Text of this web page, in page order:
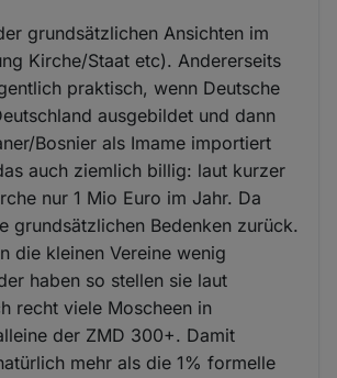
grundsätzlichen Ansichten im
Kirche/Staat etc). Andererseits
praktisch, wenn Deutsche
ausgebildet und dann
Bosnier als Imame importiert
auch ziemlich billig: laut kurzer
nur 1 Mio Euro im Jahr. Da
grundsätzlichen Bedenken zurück.
die kleinen Vereine wenig
haben so stellen sie laut
recht viele Moscheen in
der ZMD 300+. Damit
mehr als die 1% formelle